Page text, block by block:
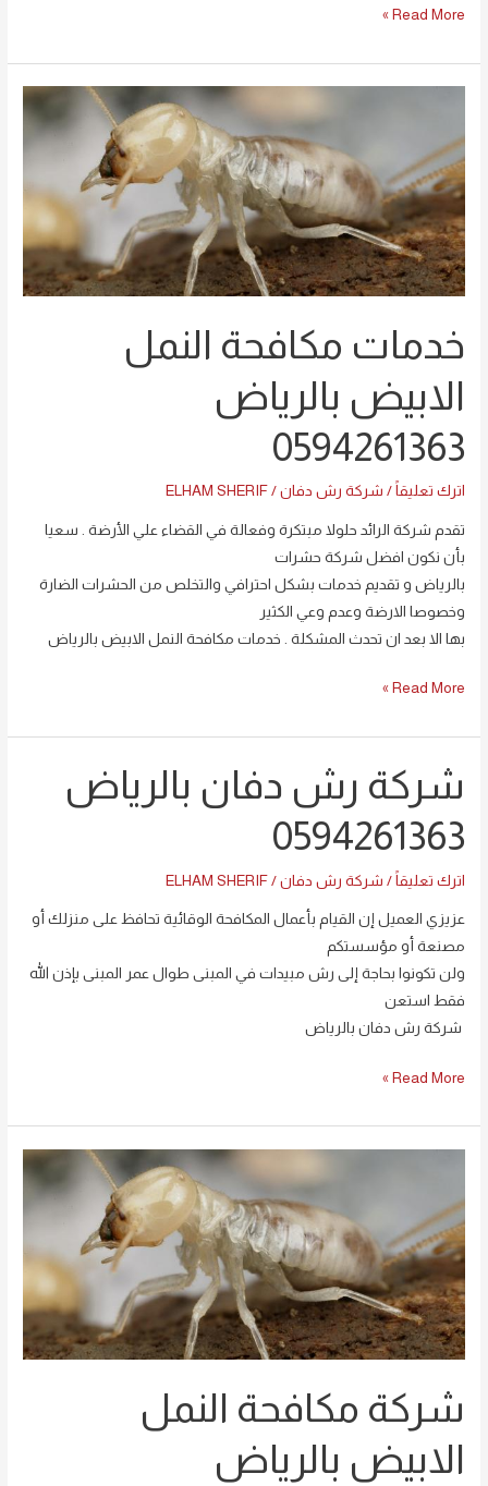
Read More »
خدمات مكافحة النمل
الابيض بالرياض
0594261363
اترك تعليقاً / شركة رش دفان /
ELHAM SHERIF
تقدم شركة الرائد حلولا مبتكرة وفعالة في القضاء علي الأرضة . سعيا
بأن نكون افضل شركة حشرات
بالرياض و تقديم خدمات بشكل احترافي والتخلص من الحشرات الضارة
وخصوصا الارضة وعدم وعي الكثير
بها الا بعد ان تحدث المشكلة . خدمات مكافحة النمل الابيض بالرياض
النمل
الابيض
بالرياض
0594261363
Read More »
شركة رش دفان بالرياض
0594261363
اترك تعليقاً / شركة رش دفان /
ELHAM SHERIF
عزيزي العميل إن القيام بأعمال المكافحة الوقائية تحافظ على منزلك أو
مصنعة أو مؤسستكم
ولن تكونوا بحاجة إلى رش مبيدات في المبنى طوال عمر المبنى بإذن الله
فقط استعن
شركة رش دفان بالرياض
شركة
رش
دفان
بالرياض
0594261363
Read More »
شركة مكافحة النمل
الابيض بالرياض
النمل
الابيض
بالرياض
0594261363
خصم
30%